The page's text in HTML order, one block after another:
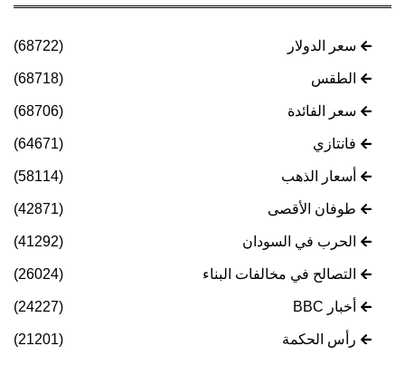
سعر الدولار (68722)
الطقس (68718)
سعر الفائدة (68706)
فانتازي (64671)
أسعار الذهب (58114)
طوفان الأقصى (42871)
الحرب في السودان (41292)
التصالح في مخالفات البناء (26024)
أخبار BBC (24227)
رأس الحكمة (21201)